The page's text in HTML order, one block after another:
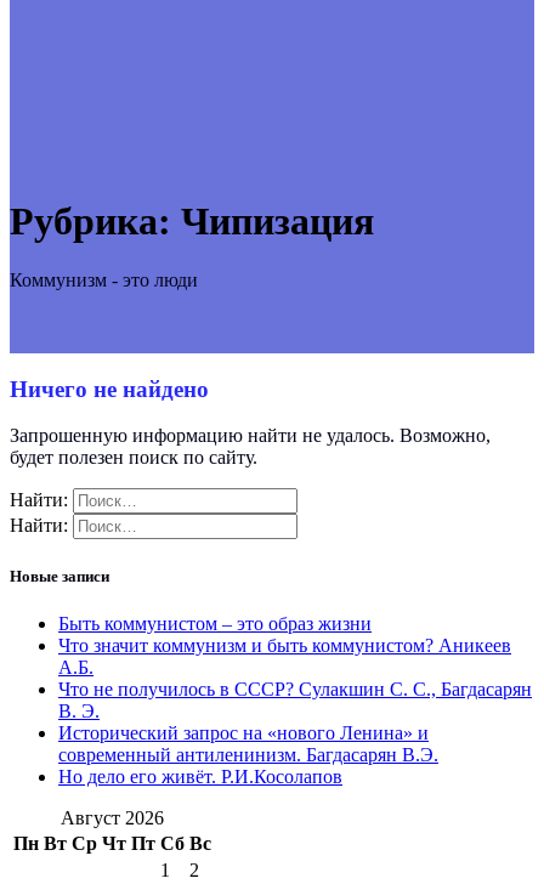
Рубрика: Чипизация
Коммунизм - это люди
Ничего не найдено
Запрошенную информацию найти не удалось. Возможно,
будет полезен поиск по сайту.
Найти:
Найти:
Новые записи
Быть коммунистом – это образ жизни
Что значит коммунизм и быть коммунистом? Аникеев
А.Б.
Что не получилось в СССР? Сулакшин С. С., Багдасарян
В. Э.
Исторический запрос на «нового Ленина» и
современный антиленинизм. Багдасарян В.Э.
Но дело его живёт. Р.И.Косолапов
Август 2026
Пн Вт Ср Чт Пт Сб Вс
1
2